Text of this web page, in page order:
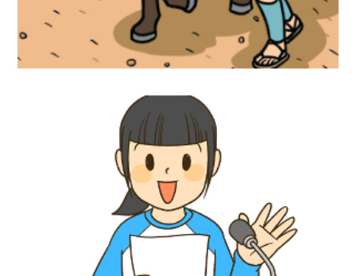
児童書イラスト『放送委員アイデアブッ